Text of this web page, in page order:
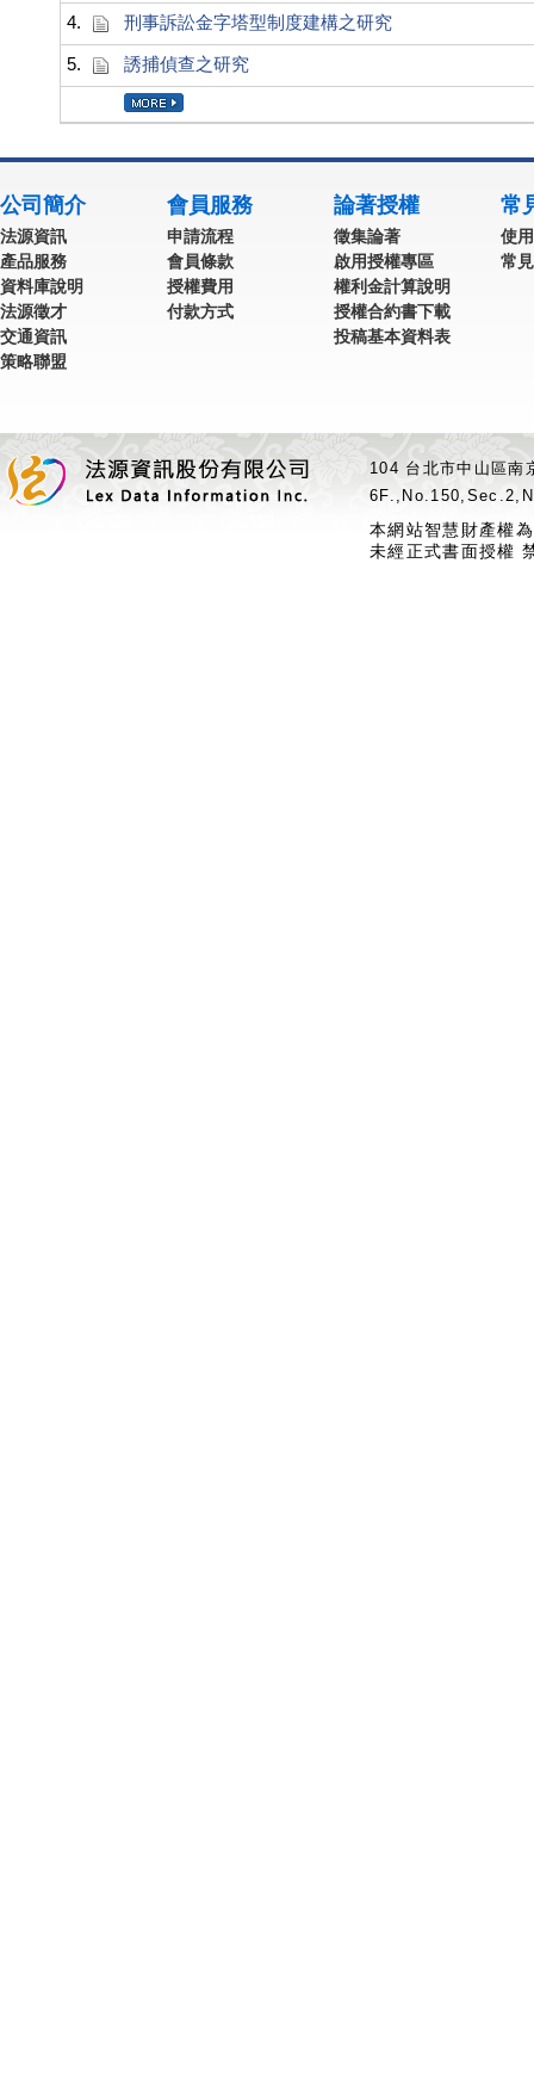
4. 刑事訴訟金字塔型制度建構之研究
5. 誘捕偵查之研究
公司簡介
法源資訊
產品服務
資料庫說明
法源徵才
交通資訊
策略聯盟
會員服務
申請流程
會員條款
授權費用
付款方式
論著授權
徵集論著
啟用授權專區
權利金計算說明
授權合約書下載
投稿基本資料表
常
使
常
104 台北市中山區
本網站智慧財產權
未經正式書面授權